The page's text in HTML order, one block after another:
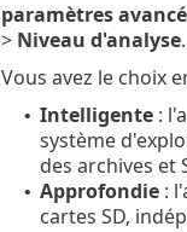
paramètres
> Niveau d'analyse.
Vous avez le choix
• Intelligente:
système
des archives et
• Approfondie:
cartes SD,